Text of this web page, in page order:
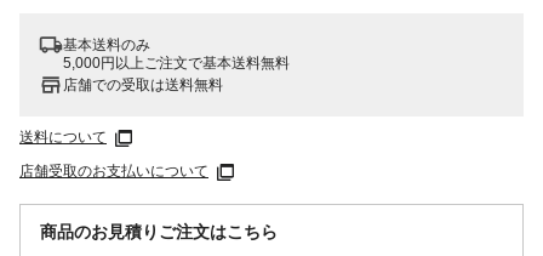
基本送料のみ
5,000円以上ご注文で基本送料無料
店舗での受取は送料無料
送料について
店舗受取のお支払いについて
商品のお見積りご注文はこちら